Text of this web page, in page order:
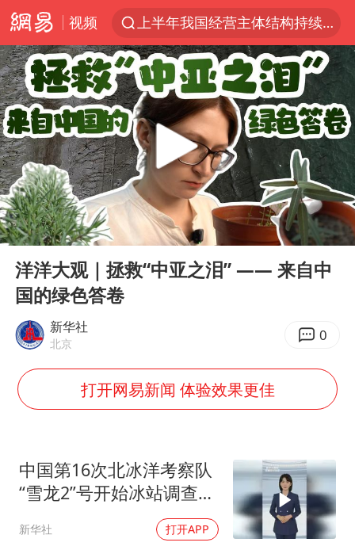
视频
上半年我国经营主体结构持续优化
杭州机场已取消航班388架次
浙江省委书记：该停下的坚决停下来
中国籍豪华游艇富商之子在泰国被杀
白海豚北上或致京津冀暴雨
广西公开征集涉黑涉恶犯罪线索
看完所有石窟需2000元？景区回应
上海中心千吨“镇楼神器”摆动明显
新疆一婚礼线上邀请引热议
韩军前线部队连曝丑闻
曹颖儿子首次演长剧
以军士兵把枪口对准中国记者
奋力开创中国式现代化建设新局面
Play
00:00 05:25
洋洋大观｜拯救“中亚之泪” —— 来自中
国的绿色答卷
新华社
北京 0
打开网易新闻 体验效果更佳
中国第16次北冰洋考察队
“雪龙2”号开始冰站调查作
新华社 打开APP